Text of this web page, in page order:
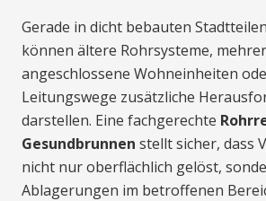
Gerade in dicht bebauten
können ältere Rohrsysteme,
angeschlossene Wohneinheiten
Leitungswege zusätzliche
darstellen. Eine fachgerechte
Gesundbrunnen stellt sicher, dass
nicht nur oberflächlich gelöst,
Ablagerungen im betroffenen